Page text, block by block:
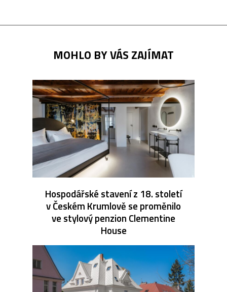
MOHLO BY VÁS ZAJÍMAT
Hospodářské stavení z 18. století
v Českém Krumlově se proměnilo
ve stylový penzion Clementine
House